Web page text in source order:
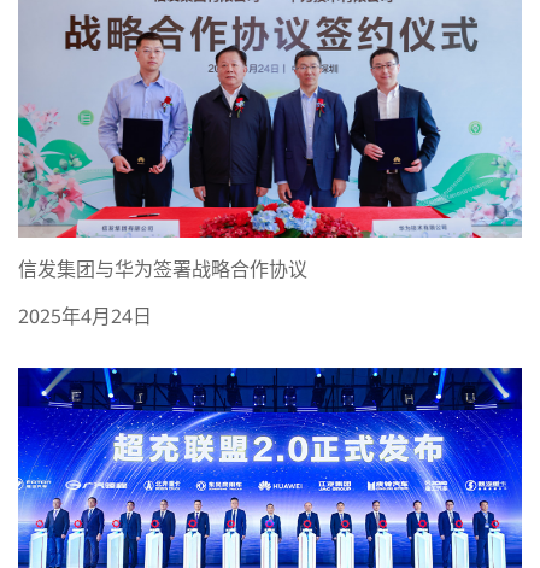
信发集团与华为签署战略合作协议
2025年4月24日